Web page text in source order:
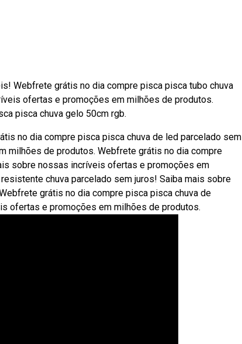
Webfrete grátis no dia compre pisca pisca tubo chuva
ofertas e promoções em milhões de produtos.
pisca chuva gelo 50cm rgb.
no dia compre pisca pisca chuva de led parcelado sem
milhões de produtos. Webfrete grátis no dia compre
sobre nossas incríveis ofertas e promoções em
chuva parcelado sem juros! Saiba mais sobre
grátis no dia compre pisca pisca chuva de
ofertas e promoções em milhões de produtos.